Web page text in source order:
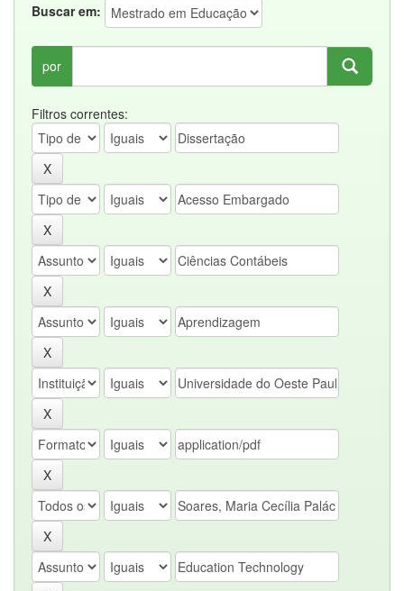
Buscar em:
por
Filtros correntes: